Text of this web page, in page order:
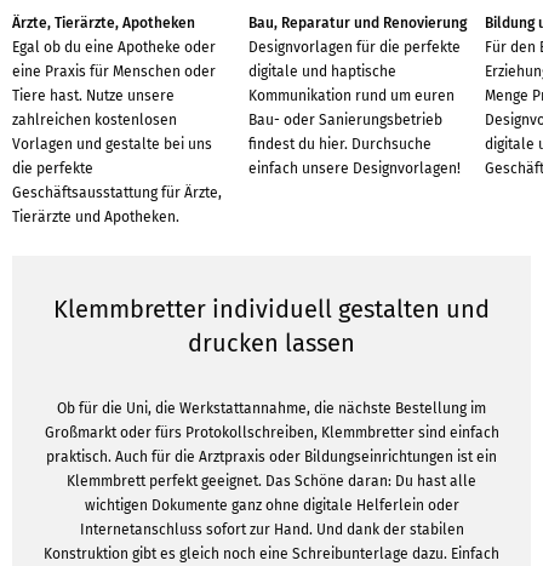
Ärzte, Tierärzte, Apotheken
Egal ob du eine Apotheke oder
eine Praxis für Menschen oder
Tiere hast. Nutze unsere
zahlreichen kostenlosen
Vorlagen und gestalte bei uns
die perfekte
Geschäftsausstattung für Ärzte,
Tierärzte und Apotheken.
Bau, Reparatur und Renovierung
Designvorlagen für die perfekte
digitale und haptische
Kommunikation rund um euren
Bau- oder Sanierungsbetrieb
findest du hier. Durchsuche
einfach unsere Designvorlagen!
Bildung
Für den
Menge
digitale
Klemmbretter individuell gestalten und
drucken lassen
Ob für die Uni, die Werkstattannahme, die nächste Bestellung im
Großmarkt oder fürs Protokollschreiben, Klemmbretter sind einfach
praktisch. Auch für die Arztpraxis oder Bildungseinrichtungen ist ein
Klemmbrett perfekt geeignet. Das Schöne daran: Du hast alle
wichtigen Dokumente ganz ohne digitale Helferlein oder
Internetanschluss sofort zur Hand. Und dank der stabilen
Konstruktion gibt es gleich noch eine Schreibunterlage dazu. Einfach